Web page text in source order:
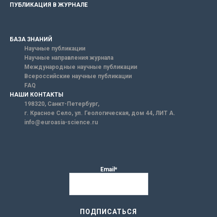
ПУБЛИКАЦИЯ В ЖУРНАЛЕ
БАЗА ЗНАНИЙ
Научные публикации
Научные направления журнала
Международные научные публикации
Всероссийские научные публикации
FAQ
НАШИ КОНТАКТЫ
198320, Санкт-Петербург,
г. Красное Село, ул. Геологическая, дом 44, ЛИТ А.
info@euroasia-science.ru
Email*